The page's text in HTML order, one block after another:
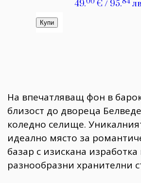
На впечатляващ фон в
близост до двореца
коледно селище.
идеално място за
базар с изискана изработка
разнообразни хранителни